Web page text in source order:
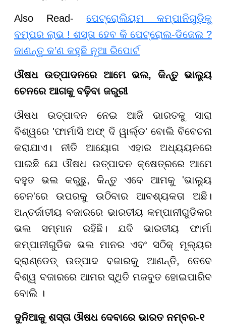
Also Read-ପେଟ୍ରୋଲିୟମ କମ୍ପାନିଗୁଡ଼ିକୁ
ବମ୍ପର ଲାଭ ! ଶସ୍ତା ହେବ କି ପେଟ୍ରୋଲ-ଡିଜେଲ ?
ଜାଣନ୍ତୁ କ’ଣ କହୁଛି ନୂଆ ରିପୋର୍ଟ
ଔଷଧ ଉତ୍ପାଦନରେ ଆମେ ଭଲ, କିନ୍ତୁ ଭାଲ୍ୟୁ
ଚେନରେ ଆଗକୁ ବଢ଼ିବା ଜରୁରୀ
ଔଷଧ ଉତ୍ପାଦନ ନେଇ ଆଜି ଭାରତକୁ ସାରା
ବିଶ୍ୱରେ 'ଫାର୍ମାସି ଅଫ୍ ଦି ୱାର୍ଲ୍ଡ' ବୋଲି ବିବେଚନା
କରାଯାଏ। ନୀତି ଆୟୋଗ ଏହାର ଅଧ୍ୟୟନରେ
ପାଇଛି ଯେ ଔଷଧ ଉତ୍ପାଦନ କ୍ଷେତ୍ରରେ ଆମେ
ବହୁତ ଭଲ କରୁଛୁ, କିନ୍ତୁ ଏବେ ଆମକୁ 'ଭାଲ୍ୟୁ
ଚେନ'ରେ ଉପରକୁ ଉଠିବାର ଆବଶ୍ୟକତା ଅଛି।
ଅନ୍ତର୍ଜାତୀୟ ବଜାରରେ ଭାରତୀୟ କମ୍ପାନୀଗୁଡିକର
ଭଲ ସମ୍ମାନ ରହିଛି। ଯଦି ଭାରତୀୟ ଫାର୍ମା
କମ୍ପାନୀଗୁଡିକ ଭଲ ମାନର ଏବଂ ସଠିକ୍ ମୂଲ୍ୟର
ବ୍ରାଣ୍ଡେଡ୍ ଉତ୍ପାଦ ବଜାରକୁ ଆଣନ୍ତି, ତେବେ
ବିଶ୍ୱ ବଜାରରେ ଆମର ସ୍ଥିତି ମଜବୁତ ହୋଇପାରିବ
ବୋଲି ।
ଦୁନିଆକୁ ଶସ୍ତା ଔଷଧ ଦେବାରେ ଭାରତ ନମ୍ବର-୧